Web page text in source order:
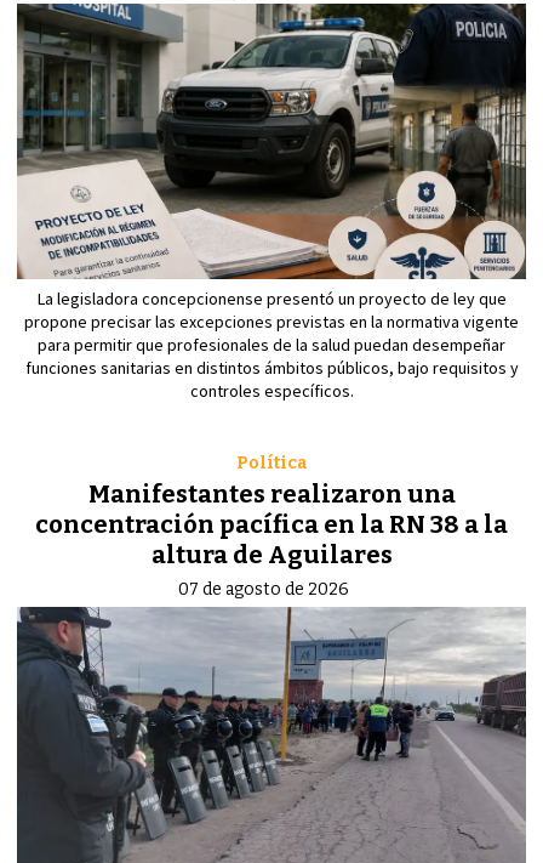
La legisladora concepcionense presentó un proyecto de ley que
propone precisar las excepciones previstas en la normativa vigente
para permitir que profesionales de la salud puedan desempeñar
funciones sanitarias en distintos ámbitos públicos, bajo requisitos y
controles específicos.
Manifestantes realizaron una
concentración pacífica en la RN 38 a la
altura de Aguilares
Política
07 de agosto de 2026